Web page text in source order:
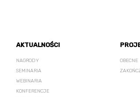
AKTUALNOŚCI
NAGRODY
SEMINARIA
WEBINARIA
KONFERENCJE
OBECNE